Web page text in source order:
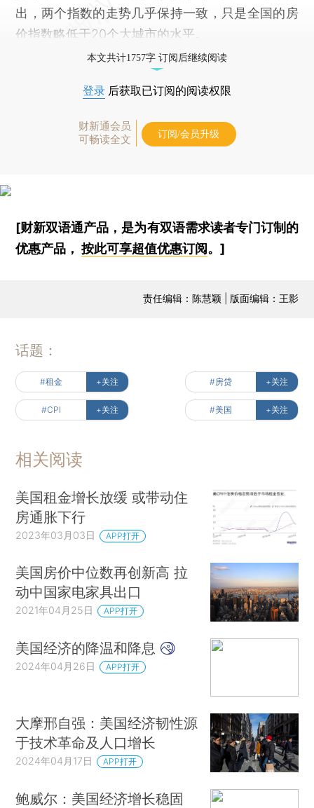
出，两个指数的走势几乎保持一致，只是全国的房
价指数略低于20个大城市的水平。
本文共计1757字 订阅后继续阅读
登录 后获取已订阅的阅读权限
财新通会员
可畅读全文
订阅/会员升级
[财新双语通产品，是为有双语需求读者专门订制的
优惠产品，按此可享超值优惠订阅 。]
责任编辑：陈慧颖 | 版面编辑：王影
话题：
#租金 +关注 #房贷 +关注
#CPI +关注 #美国 +关注
相关阅读
美国租金增长放缓 或带动住
房通胀下行
2023年03月03日 APP打开
美国房价中位数再创新高 拉
动中国家电家具出口
2021年04月25日 APP打开
美国经济的降温和降息
2024年04月26日 APP打开
大摩邢自强：美国经济韧性源
于技术革命及人口增长
2024年04月17日 APP打开
鲍威尔：美国经济增长稳固